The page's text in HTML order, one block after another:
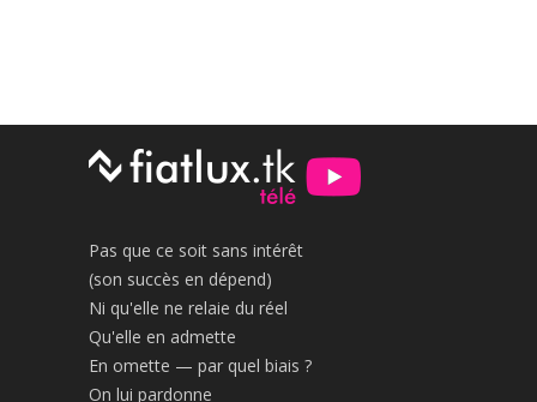
Pas que ce soit sans intérêt
(son succès en dépend)
Ni qu'elle ne relaie du réel
Qu'elle en admette
En omette — par quel biais ?
On lui pardonne